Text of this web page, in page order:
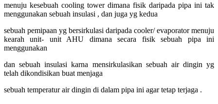
menuju kesebuah cooling tower dimana fisik daripada pipa ini tak
menggunakan sebuah insulasi , dan juga yg kedua
sebuah pemipaan yg bersirkulasi daripada cooler/ evaporator menuju
kearah unit- unit AHU dimana secara fisik sebuah pipa ini
menggunakan
dan sebuah insulasi karna mensirkulasikan sebuah air dingin yg
telah dikondisikan buat menjaga
sebuah temperatur air dingin di dalam pipa ini agar tetap terjaga .